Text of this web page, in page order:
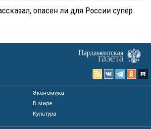
опасен ли для России супер
Экономика
В мире
Культура